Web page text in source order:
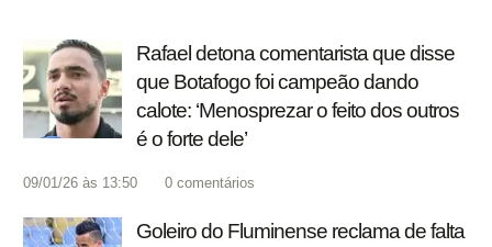
Rafael detona comentarista que disse
que Botafogo foi campeão dando
calote: ‘Menosprezar o feito dos outros
é o forte dele’
09/01/26 às 13:50 0 comentários
Goleiro do Fluminense reclama de falta